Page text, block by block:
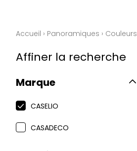
Accueil › Panoramiques › Couleurs
Affiner la recherche
Marque
CASELIO
CASADECO